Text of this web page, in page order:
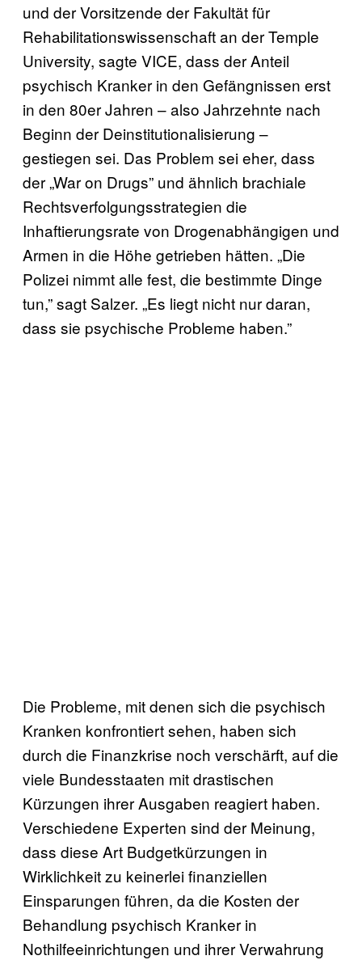
und der Vorsitzende der Fakultät für
Rehabilitationswissenschaft an der Temple
University, sagte VICE, dass der Anteil
psychisch Kranker in den Gefängnissen erst
in den 80er Jahren – also Jahrzehnte nach
Beginn der Deinstitutionalisierung –
gestiegen sei. Das Problem sei eher, dass
der „War on Drugs” und ähnlich brachiale
Rechtsverfolgungsstrategien die
Inhaftierungsrate von Drogenabhängigen und
Armen in die Höhe getrieben hätten. „Die
Polizei nimmt alle fest, die bestimmte Dinge
tun,” sagt Salzer. „Es liegt nicht nur daran,
dass sie psychische Probleme haben.”
Die Probleme, mit denen sich die psychisch
Kranken konfrontiert sehen, haben sich
durch die Finanzkrise noch verschärft, auf die
viele Bundesstaaten mit drastischen
Kürzungen ihrer Ausgaben reagiert haben.
Verschiedene Experten sind der Meinung,
dass diese Art Budgetkürzungen in
Wirklichkeit zu keinerlei finanziellen
Einsparungen führen, da die Kosten der
Behandlung psychisch Kranker in
Nothilfeeinrichtungen und ihrer Verwahrung